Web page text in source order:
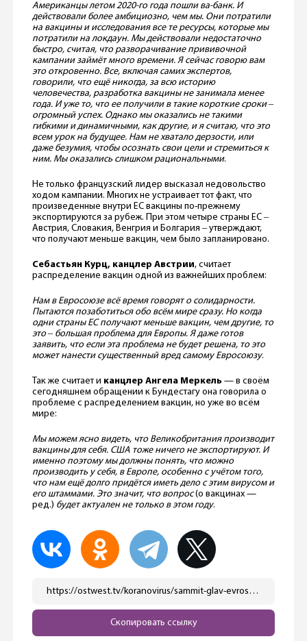
Американцы летом 2020-го года пошли ва-банк. И
действовали более амбициозно, чем мы. Они потратили
на вакцины и исследования все те ресурсы, которые мы
потратили на локдаун. Мы действовали недостаточно
быстро, считая, что разворачивание прививочной
кампании займёт много времени. Я сейчас говорю вам
это откровенно. Все, включая самих экспертов,
говорили, что ещё никогда, за всю историю
человечества, разработка вакцины не занимала менее
года. И уже то, что ее получили в такие короткие сроки ‒
огромный успех. Однако мы оказались не такими
гибкими и динамичными, как другие, и я считаю, что это
всем урок на будущее. Нам не хватало дерзости, или
даже безумия, чтобы осознать свои цели и стремиться к
ним. Мы оказались слишком рациональными.
Не только французский лидер высказал недовольство
ходом кампании. Многих не устраивает тот факт, что
произведенные внутри ЕС вакцины по-прежнему
экспортируются за рубеж. При этом четыре страны ЕС ‒
Австрия, Словакия, Венгрия и Болгария ‒ утверждают,
что получают меньше вакцин, чем было запланировано.
Себастьян Курц, канцлер Австрии, считает
распределение вакцин одной из важнейших проблем:
Нам в Евросоюзе всё время говорят о солидарности.
Пытаются позаботиться обо всём мире сразу. Но когда
одни страны ЕС получают меньше вакцин, чем другие, то
это ‒ большая проблема для Европы. Я даже готов
заявить, что если эта проблема не будет решена, то это
может нанести существенный вред самому Евросоюзу.
Так же считает и канцлер Ангела Меркель— в своём
сегодняшнем обращении к Бундестагу она говорила о
проблеме с распределением вакцин, но уже во всём
мире:
Мы можем ясно видеть, что Великобритания производит
вакцины для себя. США тоже ничего не экспортируют. И
именно поэтому мы должны понять, что можно
производить у себя, в Европе, особенно с учётом того,
что нам ещё долго придётся иметь дело с этим вирусом и
его штаммами. Это значит, что вопрос(о вакцинах —
ред.) будет актуален не только в этом году.
https://ostwest.tv/koranovirus/sammit-glav-evrosojuza-problemy-s-raspredeleniem-vakcin/
Скопировать ссылку